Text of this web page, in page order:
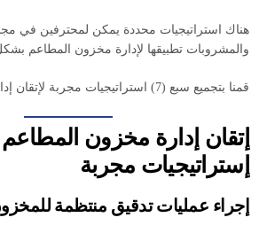
هناك استراتيجيات محددة يمكن لمحترفين في
والمشروبات تطبيقها لإدارة مخزون المطاعم
قمنا بتجميع سبع (7) استراتيجيات مجربة لإتقان إدارة مخزون المطاعم.
إستراتيجيات مجربة
إجراء عمليات تدقيق منتظمة